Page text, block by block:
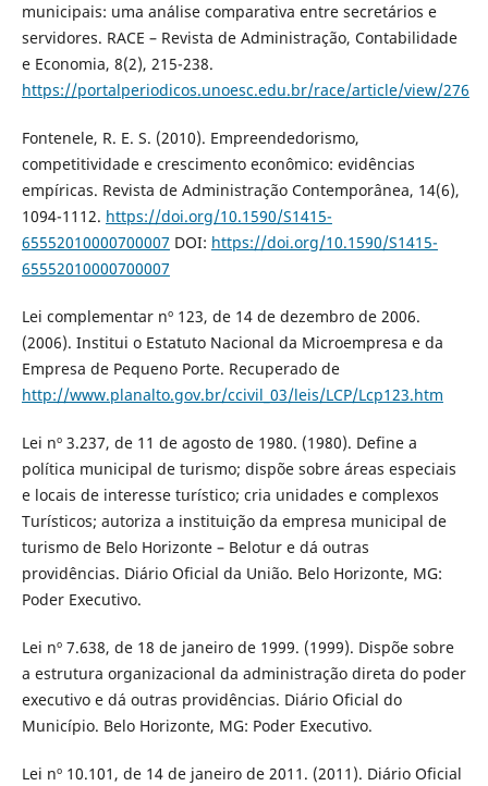
municipais: uma análise comparativa entre secretários e
servidores. RACE – Revista de Administração, Contabilidade
e Economia, 8(2), 215-238.
https://portalperiodicos.unoesc.edu.br/race/article/view/276
Fontenele, R. E. S. (2010). Empreendedorismo,
competitividade e crescimento econômico: evidências
empíricas. Revista de Administração Contemporânea, 14(6),
1094-1112. https://doi.org/10.1590/S1415-
65552010000700007 DOI: https://doi.org/10.1590/S1415-
65552010000700007
Lei complementar nº 123, de 14 de dezembro de 2006.
(2006). Institui o Estatuto Nacional da Microempresa e da
Empresa de Pequeno Porte. Recuperado de
http://www.planalto.gov.br/ccivil_03/leis/LCP/Lcp123.htm
Lei nº 3.237, de 11 de agosto de 1980. (1980). Define a
política municipal de turismo; dispõe sobre áreas especiais
e locais de interesse turístico; cria unidades e complexos
Turísticos; autoriza a instituição da empresa municipal de
turismo de Belo Horizonte – Belotur e dá outras
providências. Diário Oficial da União. Belo Horizonte, MG:
Poder Executivo.
Lei nº 7.638, de 18 de janeiro de 1999. (1999). Dispõe sobre
a estrutura organizacional da administração direta do poder
executivo e dá outras providências. Diário Oficial do
Município. Belo Horizonte, MG: Poder Executivo.
Lei nº 10.101, de 14 de janeiro de 2011. (2011). Diário Oficial